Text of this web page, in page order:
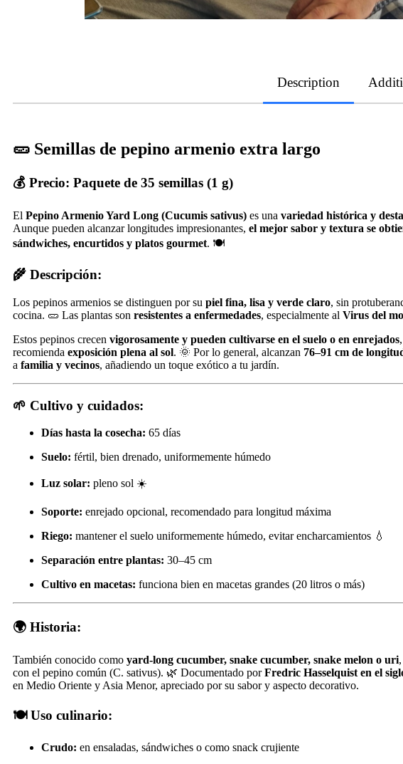
Description
🥒 Semillas de pepino armenio extra largo
💰 Precio: Paquete de 35 semillas (1 g)
El Pepino Armenio Yard Long (Cucumis sativus) es una variedad histórica y
Aunque pueden alcanzar longitudes impresionantes, el mejor sabor y textura se
sándwiches, encurtidos y platos gourmet. 🍽️
🌾 Descripción:
Los pepinos armenios se distinguen por su piel fina, lisa y verde claro, sin
cocina. 🥒 Las plantas son resistentes a enfermedades, especialmente al Virus del
Estos pepinos crecen vigorosamente y pueden cultivarse en el suelo o en enrejados
recomienda exposición plena al sol. 🌞 Por lo general, alcanzan 76–91 cm de
a familia y vecinos, añadiendo un toque exótico a tu jardín.
🌱 Cultivo y cuidados:
Días hasta la cosecha: 65 días
Suelo: fértil, bien drenado, uniformemente húmedo
Luz solar: pleno sol ☀️
Soporte: enrejado opcional, recomendado para longitud máxima
Riego: mantener el suelo uniformemente húmedo, evitar encharcamientos 💧
Separación entre plantas: 30–45 cm
Cultivo en macetas: funciona bien en macetas grandes (20 litros o más)
🌍 Historia:
También conocido como yard-long cucumber, snake cucumber, snake melon o uri
con el pepino común (C. sativus). 🌿 Documentado porFredric Hasselquist en el
en Medio Oriente y Asia Menor, apreciado por su sabor y aspecto decorativo.
🍽️ Uso culinario:
Crudo: en ensaladas, sándwiches o como snack crujiente